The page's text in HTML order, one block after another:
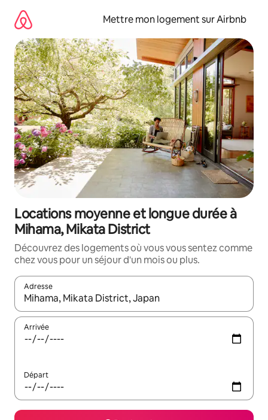
directement
contenu
Mettre mon logement sur Airbnb
Locations moyenne et longue durée à
Mihama, Mikata District
Découvrez des logements où vous vous sentez comme
chez vous pour un séjour d'un mois ou plus.
Adresse
Lorsque les résultats s'affichent, utilisez les flèches vers le
Arrivée
Départ